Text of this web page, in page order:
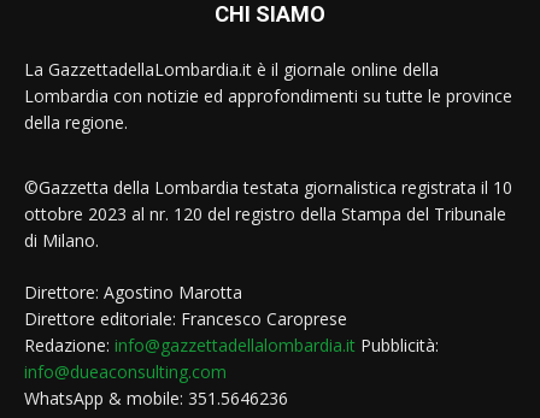
CHI SIAMO
La GazzettadellaLombardia.it è il giornale online della
Lombardia con notizie ed approfondimenti su tutte le province
della regione.
©Gazzetta della Lombardia testata giornalistica registrata il 10
ottobre 2023 al nr. 120 del registro della Stampa del Tribunale
di Milano.
Direttore: Agostino Marotta
Direttore editoriale: Francesco Caroprese
Redazione: info@gazzettadellalombardia.it Pubblicità:
info@dueaconsulting.com
WhatsApp & mobile: 351.5646236